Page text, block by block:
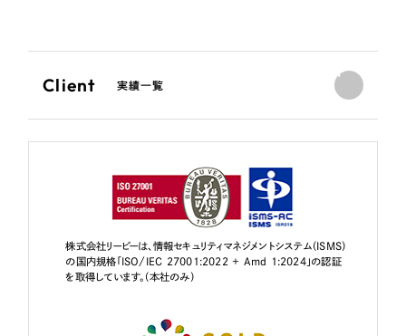
Client 実績一覧
株式会社リーピーは、情報セキュリティマネジメントシステム（ISMS）
の国内規格「ISO/IEC 27001:2022 + Amd 1:2024」の認証
を取得しています。（本社のみ）